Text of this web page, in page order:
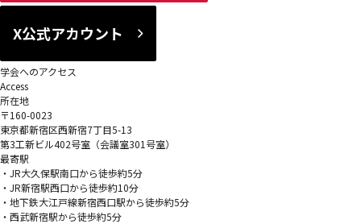
X公式アカウント
学会へのアクセス
Access
所在地
〒160-0023
東京都新宿区西新宿7丁目5-13
第3工新ビル402号室（会議室301号室）
最寄駅
・JR大久保駅南口から徒歩約5分
・JR新宿駅西口から徒歩約10分
・地下鉄大江戸線新宿西口駅から徒歩約5分
・西武新宿駅から徒歩約5分